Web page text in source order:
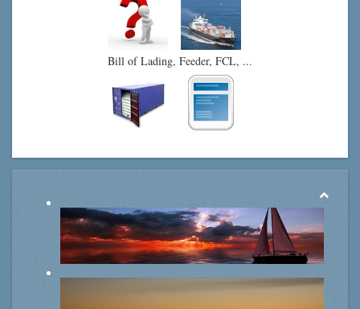
Bill of Lading, Feeder, FCL, ...